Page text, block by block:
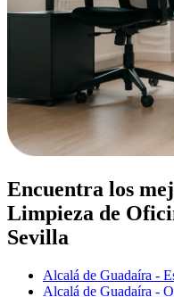
Encuentra los
Limpieza de
Sevilla
Alcalá de Guadaíra -
Alcalá de Guadaíra -